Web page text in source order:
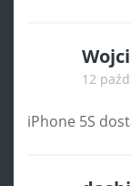
12
iPhone 5S